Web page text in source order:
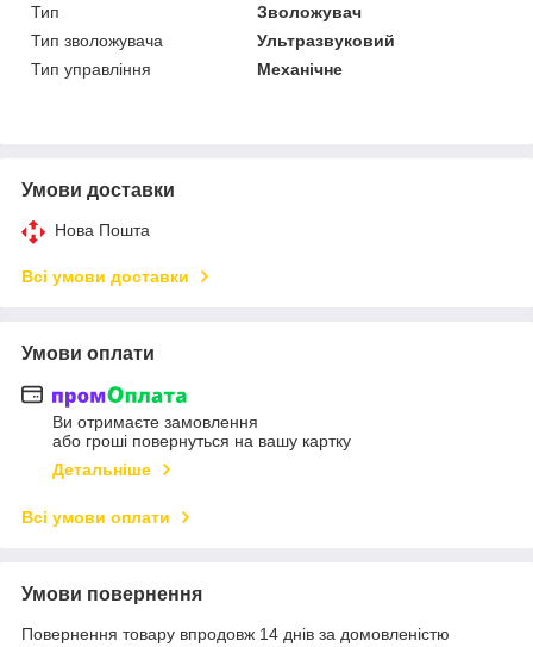
Тип
Зволожувач
Тип зволожувача
Ультразвуковий
Тип управління
Механічне
Умови доставки
Нова Пошта
Всі умови доставки
Умови оплати
Ви отримаєте замовлення
або гроші повернуться на вашу картку
Детальніше
Всі умови оплати
Умови повернення
Повернення товару впродовж 14 днів за домовленістю